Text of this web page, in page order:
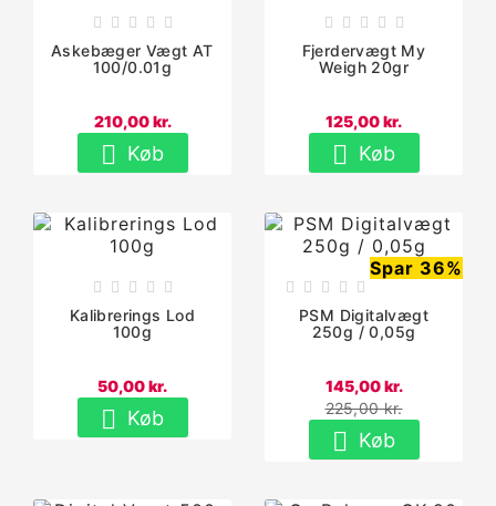
    
Askebæger Vægt AT
100/0.01g
210,00 kr.
 Køb
    
Fjerdervægt My
Weigh 20gr
125,00 kr.
 Køb
    
Kalibrerings Lod
100g
50,00 kr.
 Køb
Spar 36%
    
PSM Digitalvægt
250g / 0,05g
145,00 kr.
225,00 kr.
 Køb